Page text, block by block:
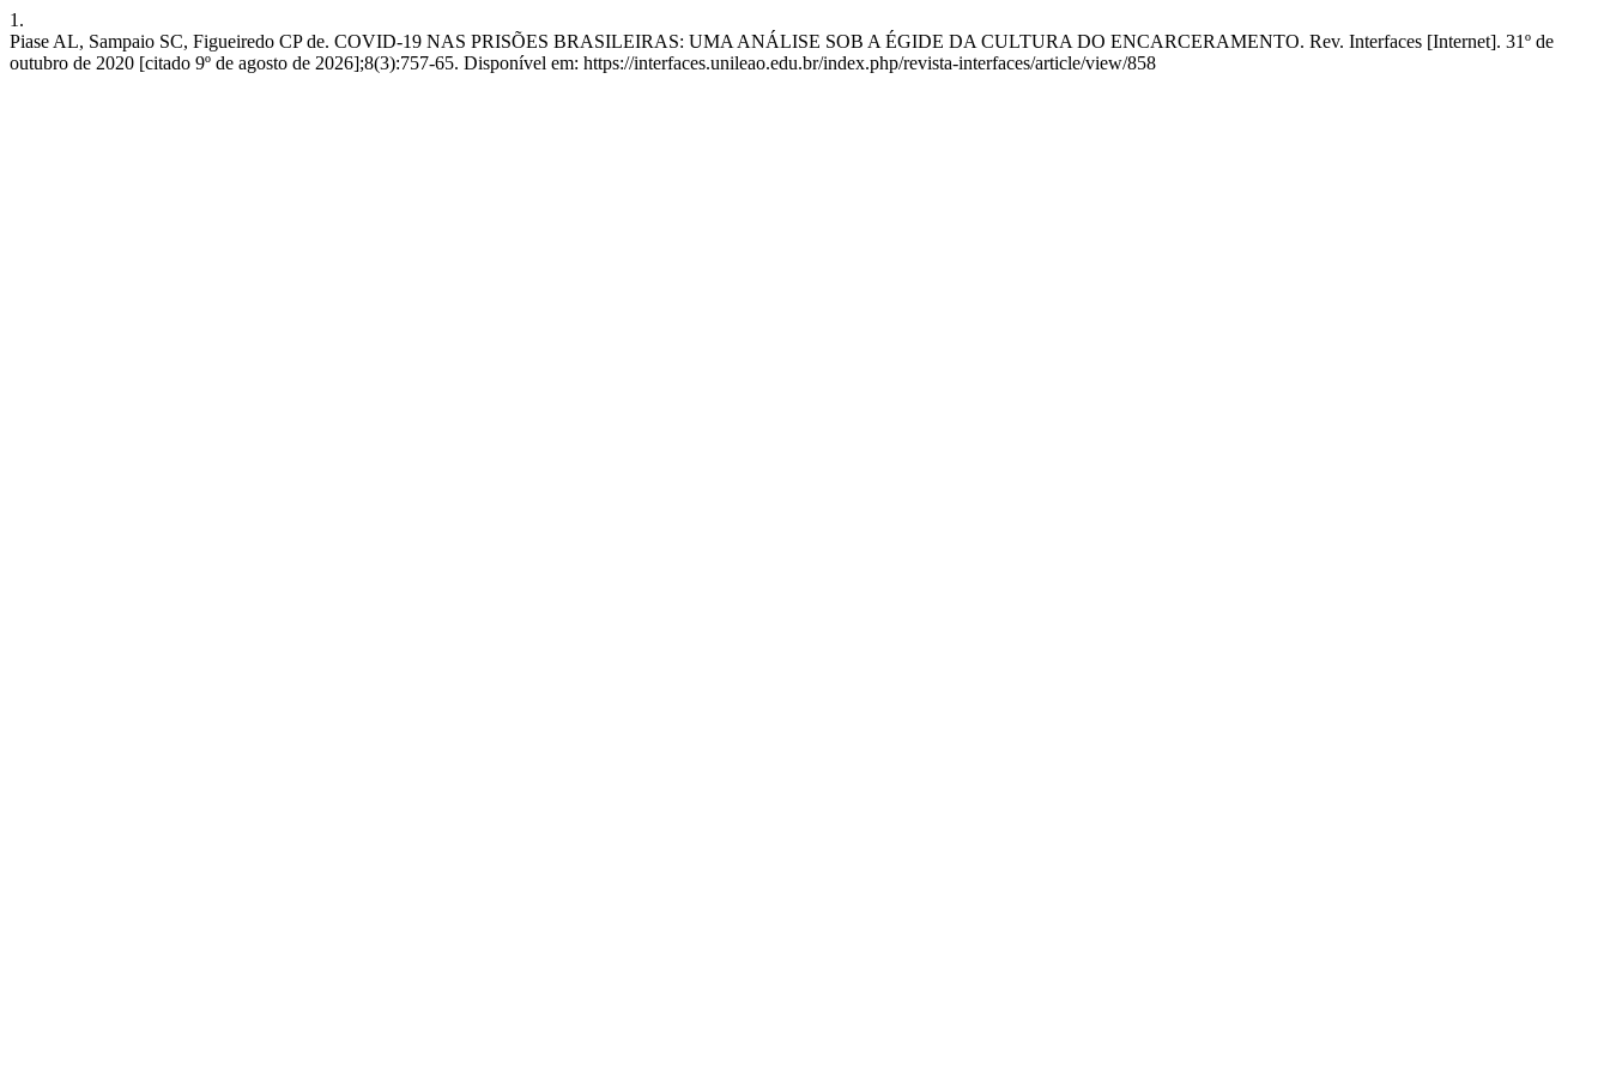
1.
Piase AL, Sampaio SC, Figueiredo CP de. COVID-19 NAS PRISÕES BRASILEIRAS: UMA ANÁLISE SOB A ÉGIDE DA CULTURA DO ENCARCERAMENTO. Rev. Interfaces [Internet]. 31º de
outubro de 2020 [citado 9º de agosto de 2026];8(3):757-65. Disponível em: https://interfaces.unileao.edu.br/index.php/revista-interfaces/article/view/858